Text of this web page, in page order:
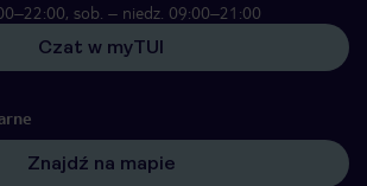
sob. – niedz. 09:00–21:00
Czat w myTUI
Znajdź na mapie